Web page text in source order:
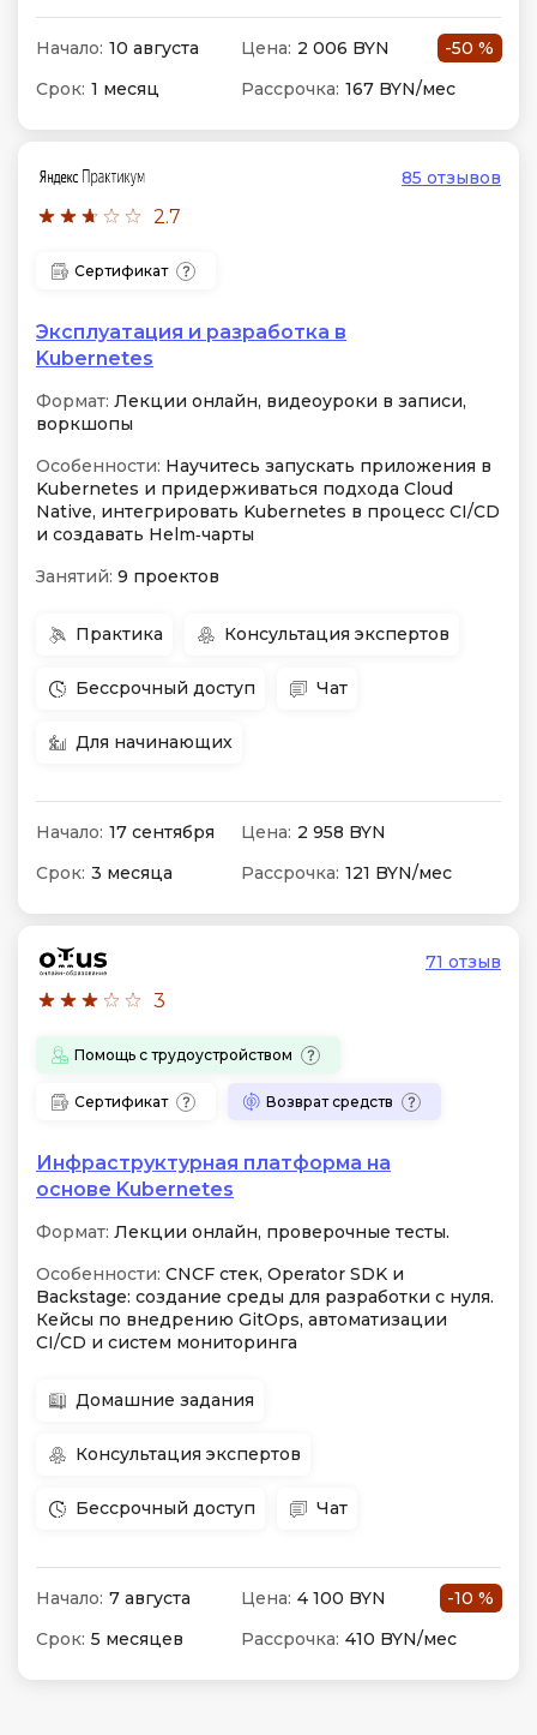
Начало: 10 августа Цена: 2 006 BYN
-50 %
Срок: 1 месяц Рассрочка: 167 BYN/мес
2.7
85 отзывов
Сертификат
Эксплуатация и разработка в
Kubernetes
Формат: Лекции онлайн, видеоуроки в записи,
воркшопы
Особенности: Научитесь запускать приложения в
Kubernetes и придерживаться подхода Cloud
Native, интегрировать Kubernetes в процесс CI/CD
и создавать Helm‑чарты
Занятий: 9 проектов
Практика Консультация экспертов
Бессрочный доступ Чат
Для начинающих
Начало: 17 сентября Цена: 2 958 BYN
Срок: 3 месяца Рассрочка: 121 BYN/мес
3
71 отзыв
Помощь с трудоустройством
Сертификат Возврат средств
Инфраструктурная платформа на
основе Kubernetes
Формат: Лекции онлайн, проверочные тесты.
Особенности: CNCF стек, Operator SDK и
Backstage: создание среды для разработки с нуля.
Кейсы по внедрению GitOps, автоматизации
CI/CD и систем мониторинга
Домашние задания
Консультация экспертов
Бессрочный доступ Чат
Начало: 7 августа Цена: 4 100 BYN
-10 %
Срок: 5 месяцев Рассрочка: 410 BYN/мес